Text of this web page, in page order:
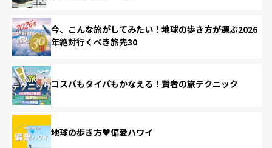
今、こんな旅がしてみたい！地球の歩き方が選ぶ2026
年絶対行くべき旅先30
コスパもタイパもかなえる！賢者の旅テクニック
地球の歩き方♥偏愛ハワイ